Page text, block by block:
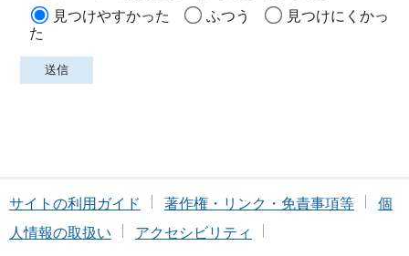
見つけやすかった
ふつう
見つけにくかっ
た
サイトの利用ガイド 著作権・リンク・免責事項等
個
人情報の取扱い
アクセシビリティ